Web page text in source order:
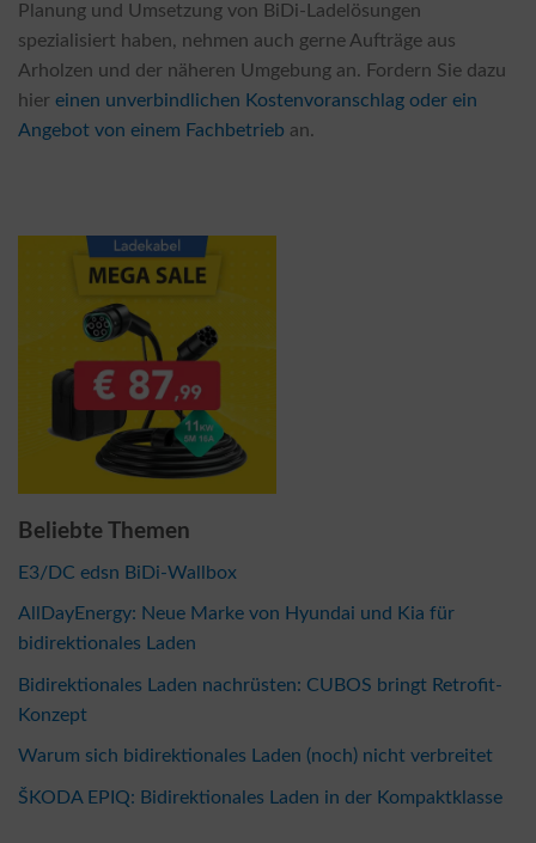
Planung und Umsetzung von BiDi-Ladelösungen
spezialisiert haben, nehmen auch gerne Aufträge aus
Arholzen und der näheren Umgebung an. Fordern Sie dazu
hier einen unverbindlichen Kostenvoranschlag oder ein
Angebot von einem Fachbetrieb an.
Beliebte Themen
E3/DC edsn BiDi-Wallbox
AllDayEnergy: Neue Marke von Hyundai und Kia für
bidirektionales Laden
Bidirektionales Laden nachrüsten: CUBOS bringt Retrofit-
Konzept
Warum sich bidirektionales Laden (noch) nicht verbreitet
ŠKODA EPIQ: Bidirektionales Laden in der Kompaktklasse